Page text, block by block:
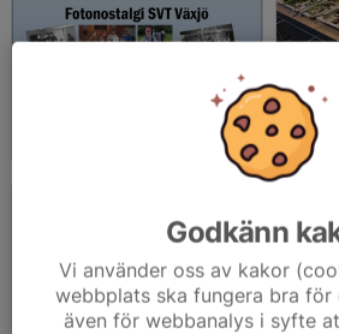
2025-
Godkänn
Vi använder oss av kakor
webbplats ska fungera bra för
även för webbanalys i syfte